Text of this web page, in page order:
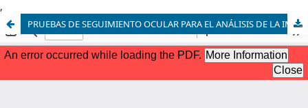
,
PRUEBAS DE SEGUIMIENTO OCULAR PARA EL ANÁLISIS DE LA IMAGEN